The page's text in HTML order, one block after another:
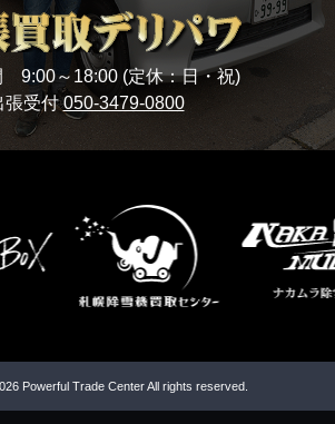
9:00～18:00 (定休：日・祝)
張受付050-3479-0800
Powerful Trade Center All rights reserved.